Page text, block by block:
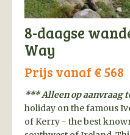
8-daagse
Way
Prijs vanaf € 568
*** Alleen op aanvraag
holiday on the famous
of Kerry - the best